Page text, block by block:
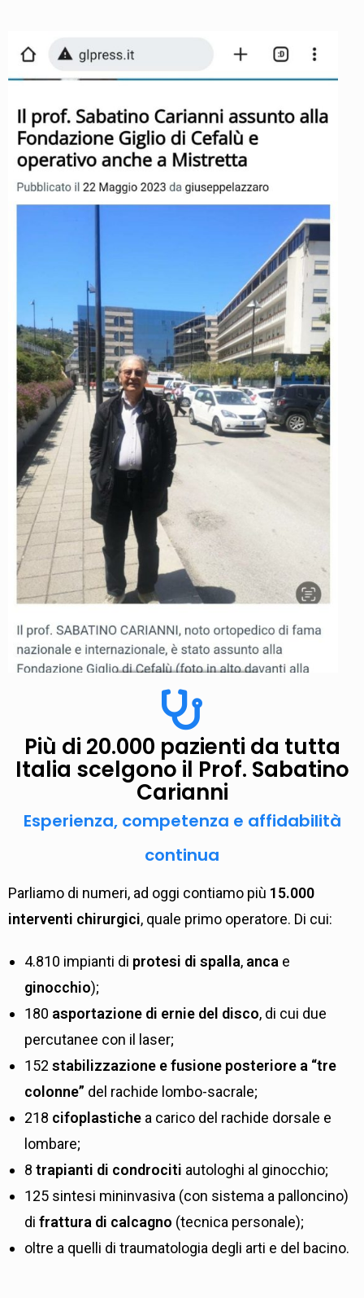
Più di 20.000 pazienti da tutta
Italia scelgono il Prof. Sabatino
Carianni
Esperienza, competenza e affidabilità
continua
Parliamo di numeri, ad oggi contiamo più 15.000
interventi chirurgici, quale primo operatore. Di cui:
4.810 impianti di protesi di spalla, anca e
ginocchio);
180 asportazione di ernie del disco, di cui due
percutanee con il laser;
152 stabilizzazione e fusione posteriore a “tre
colonne” del rachide lombo-sacrale;
218 cifoplastiche a carico del rachide dorsale e
lombare;
8 trapianti di condrociti autologhi al ginocchio;
125 sintesi mininvasiva (con sistema a palloncino)
di frattura di calcagno (tecnica personale);
oltre a quelli di traumatologia degli arti e del bacino.